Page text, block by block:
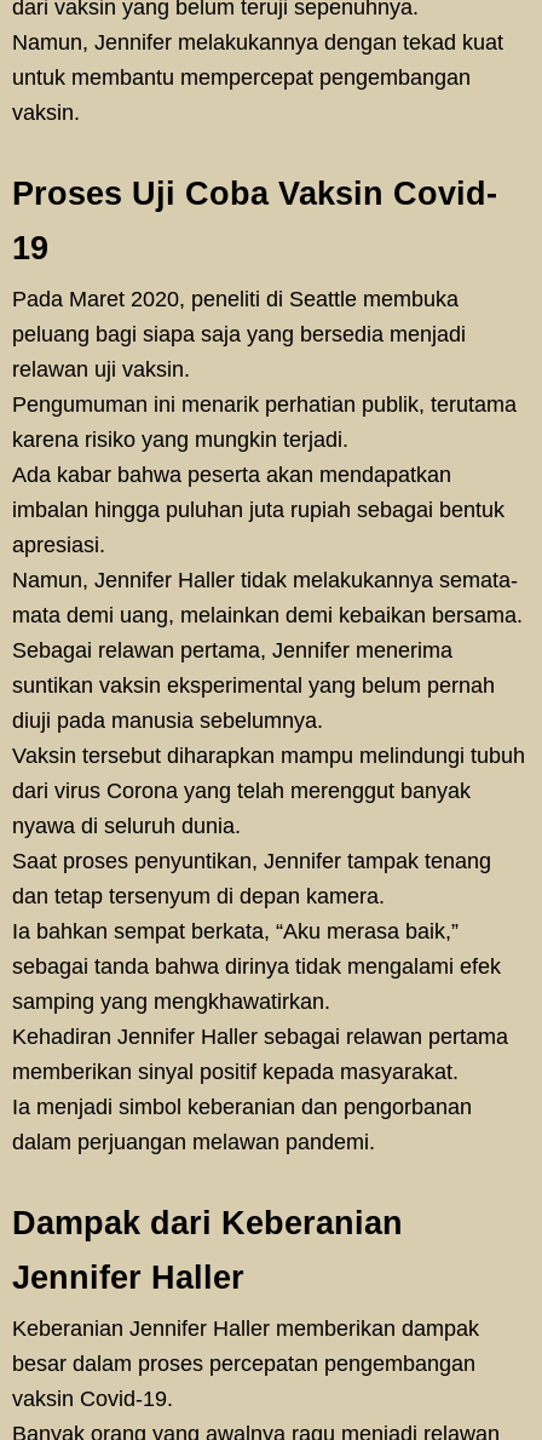
dari vaksin yang belum teruji sepenuhnya.
Namun, Jennifer melakukannya dengan tekad kuat
untuk membantu mempercepat pengembangan
vaksin.
Proses Uji Coba Vaksin Covid-
19
Pada Maret 2020, peneliti di Seattle membuka
peluang bagi siapa saja yang bersedia menjadi
relawan uji vaksin.
Pengumuman ini menarik perhatian publik, terutama
karena risiko yang mungkin terjadi.
Ada kabar bahwa peserta akan mendapatkan
imbalan hingga puluhan juta rupiah sebagai bentuk
apresiasi.
Namun, Jennifer Haller tidak melakukannya semata-
mata demi uang, melainkan demi kebaikan bersama.
Sebagai relawan pertama, Jennifer menerima
suntikan vaksin eksperimental yang belum pernah
diuji pada manusia sebelumnya.
Vaksin tersebut diharapkan mampu melindungi tubuh
dari virus Corona yang telah merenggut banyak
nyawa di seluruh dunia.
Saat proses penyuntikan, Jennifer tampak tenang
dan tetap tersenyum di depan kamera.
Ia bahkan sempat berkata, “Aku merasa baik,”
sebagai tanda bahwa dirinya tidak mengalami efek
samping yang mengkhawatirkan.
Kehadiran Jennifer Haller sebagai relawan pertama
memberikan sinyal positif kepada masyarakat.
Ia menjadi simbol keberanian dan pengorbanan
dalam perjuangan melawan pandemi.
Dampak dari Keberanian
Jennifer Haller
Keberanian Jennifer Haller memberikan dampak
besar dalam proses percepatan pengembangan
vaksin Covid-19.
Banyak orang yang awalnya ragu menjadi relawan